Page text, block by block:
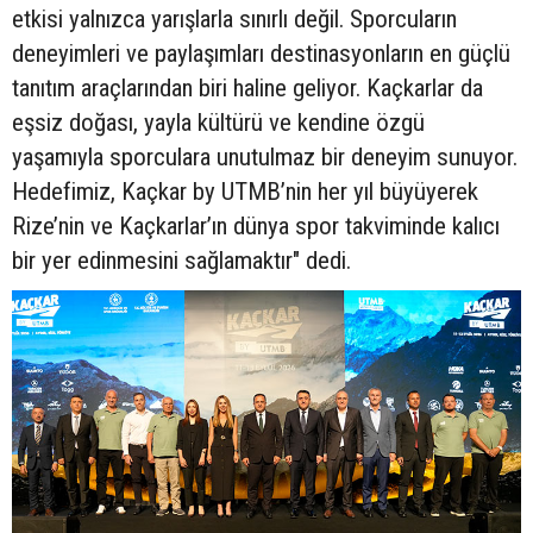
etkisi yalnızca yarışlarla sınırlı değil. Sporcuların
deneyimleri ve paylaşımları destinasyonların en güçlü
tanıtım araçlarından biri haline geliyor. Kaçkarlar da
eşsiz doğası, yayla kültürü ve kendine özgü
yaşamıyla sporculara unutulmaz bir deneyim sunuyor.
Hedefimiz, Kaçkar by UTMB’nin her yıl büyüyerek
Rize’nin ve Kaçkarlar’ın dünya spor takviminde kalıcı
bir yer edinmesini sağlamaktır" dedi.